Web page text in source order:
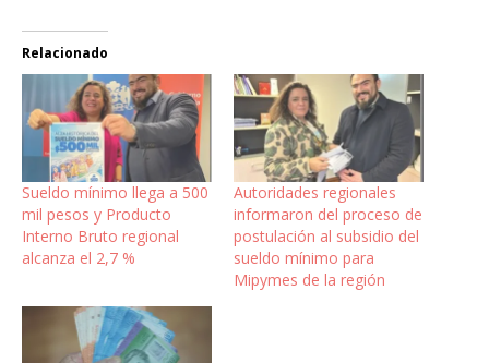
Relacionado
Sueldo mínimo llega a 500
mil pesos y Producto
Interno Bruto regional
alcanza el 2,7 %
Autoridades regionales
informaron del proceso de
postulación al subsidio del
sueldo mínimo para
Mipymes de la región